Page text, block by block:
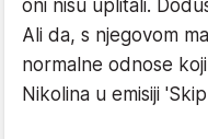
oni nisu uplitali.
Ali da, s njegovom
normalne odnose
Nikolina u emisiji